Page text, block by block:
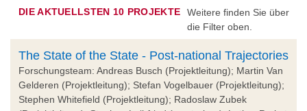
DIE AKTUELLSTEN 10 PROJEKTE
Weitere finden Sie über
die Filter oben.
The State of the State - Post-national Trajectories
Forschungsteam: Andreas Busch (Projektleitung); Martin Van
Gelderen (Projektleitung); Stefan Vogelbauer (Projektleitung);
Stephen Whitefield (Projektleitung); Radoslaw Zubek